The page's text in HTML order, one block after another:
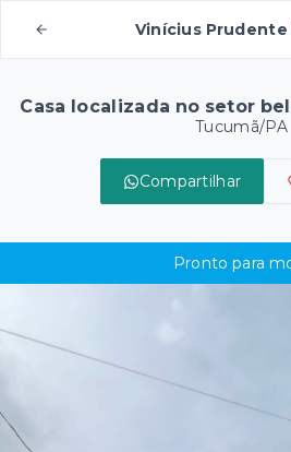
Vinícius Prudente
Casa localizada no setor
Tucumã/PA
Compartilhar
Pronto para